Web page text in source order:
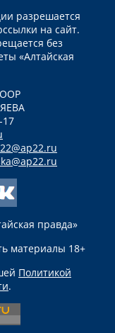
разрешается
на сайт.
без
«Алтайская
17
правда»
материалы 18+
Политикой
.